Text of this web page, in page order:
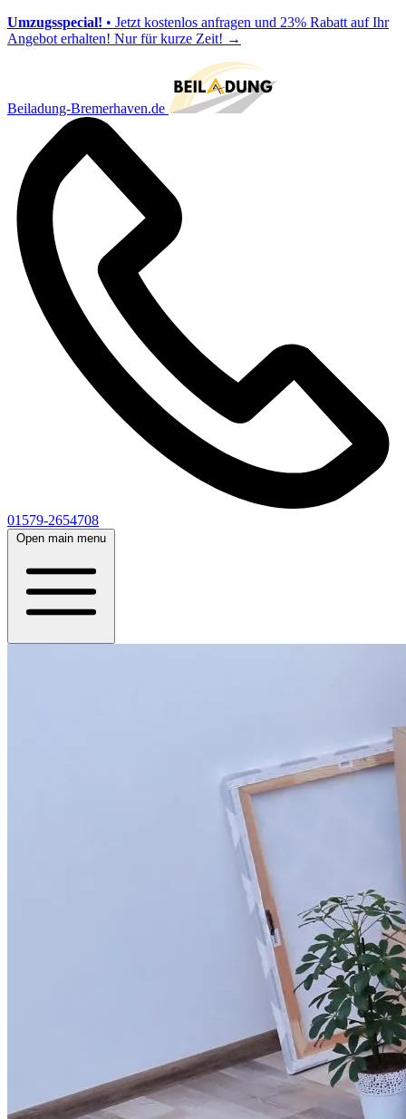
Umzugsspecial! • Jetzt kostenlos anfragen und 23% Rabatt auf Ihr
Angebot erhalten! Nur für kurze Zeit! →
Beiladung-Bremerhaven.de
01579-2654708
Open main menu